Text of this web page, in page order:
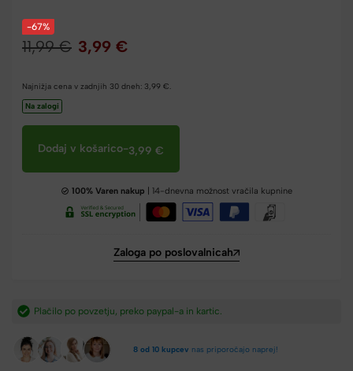
-67%
11,99€ 3,99 €
Najnižja cena v zadnjih 30 dneh: 3,99 €
Na zalogi
Dodaj v košarico-3,99 €
100% Varen nakup | 14-dnevna možnost vračila kupnine
Zaloga po poslovalnicah
paypal-a in kartic.​
8 od 10 kupcev nas priporočajo naprej!